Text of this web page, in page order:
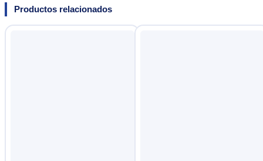
Productos relacionados